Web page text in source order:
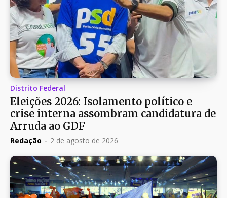
Distrito Federal
Eleições 2026: Isolamento político e
crise interna assombram candidatura de
Arruda ao GDF
Redação - 2 de agosto de 2026